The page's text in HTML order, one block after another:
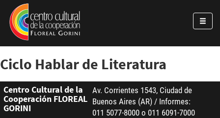
Pasar al contenido principal
Jump to main content
Ciclo Hablar de Literatura
Centro Cultural de la
Cooperación FLOREAL
GORINI
Av. Corrientes 1543, Ciudad de
Buenos Aires (AR) / Informes:
011 5077-8000 o 011 6091-7000